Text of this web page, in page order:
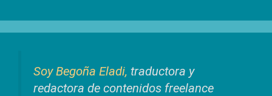
Soy Begoña Eladi, traductora y
redactora de contenidos freelance